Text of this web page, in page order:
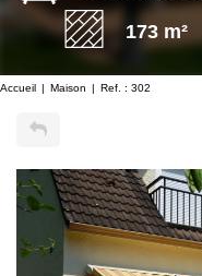
173 m²
Accueil Maison Ref. : 302